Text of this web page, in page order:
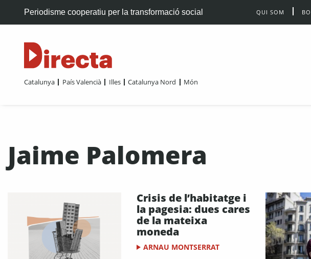
Periodisme cooperatiu per la transformació social QUI SOM
Catalunya País Valencià Illes Catalunya Nord Món
Jaime Palomera
Crisis de l’habitatge i
la pagesia: dues cares
de la mateixa
moneda
ARNAU MONTSERRAT